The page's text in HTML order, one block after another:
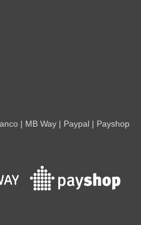
| MB Way | Paypal | Payshop